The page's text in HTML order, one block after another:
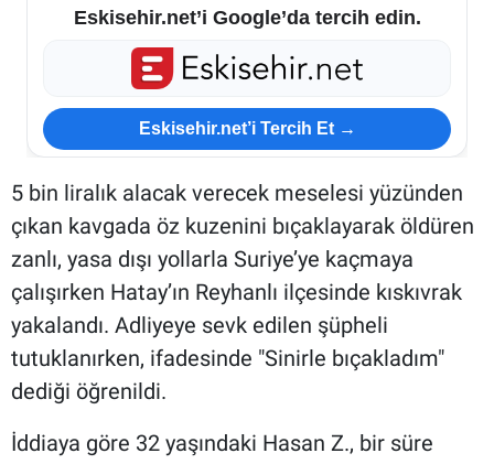
Eskisehir.net’i Google’da tercih edin.
Eskisehir.net’i Tercih Et →
5 bin liralık alacak verecek meselesi yüzünden
çıkan kavgada öz kuzenini bıçaklayarak öldüren
zanlı, yasa dışı yollarla Suriye’ye kaçmaya
çalışırken Hatay’ın Reyhanlı ilçesinde kıskıvrak
yakalandı. Adliyeye sevk edilen şüpheli
tutuklanırken, ifadesinde "Sinirle bıçakladım"
dediği öğrenildi.
İddiaya göre 32 yaşındaki Hasan Z., bir süre